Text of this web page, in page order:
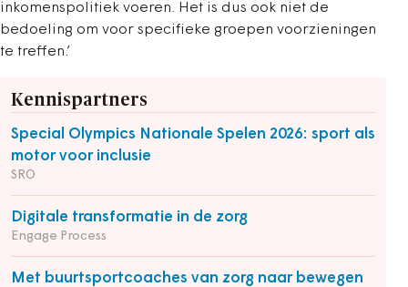
inkomenspolitiek voeren. Het is dus ook niet de
bedoeling om voor specifieke groepen voorzieningen
te treffen.’
Kennispartners
Special Olympics Nationale Spelen 2026: sport als
motor voor inclusie
SRO
Digitale transformatie in de zorg
Engage Process
Met buurtsportcoaches van zorg naar bewegen